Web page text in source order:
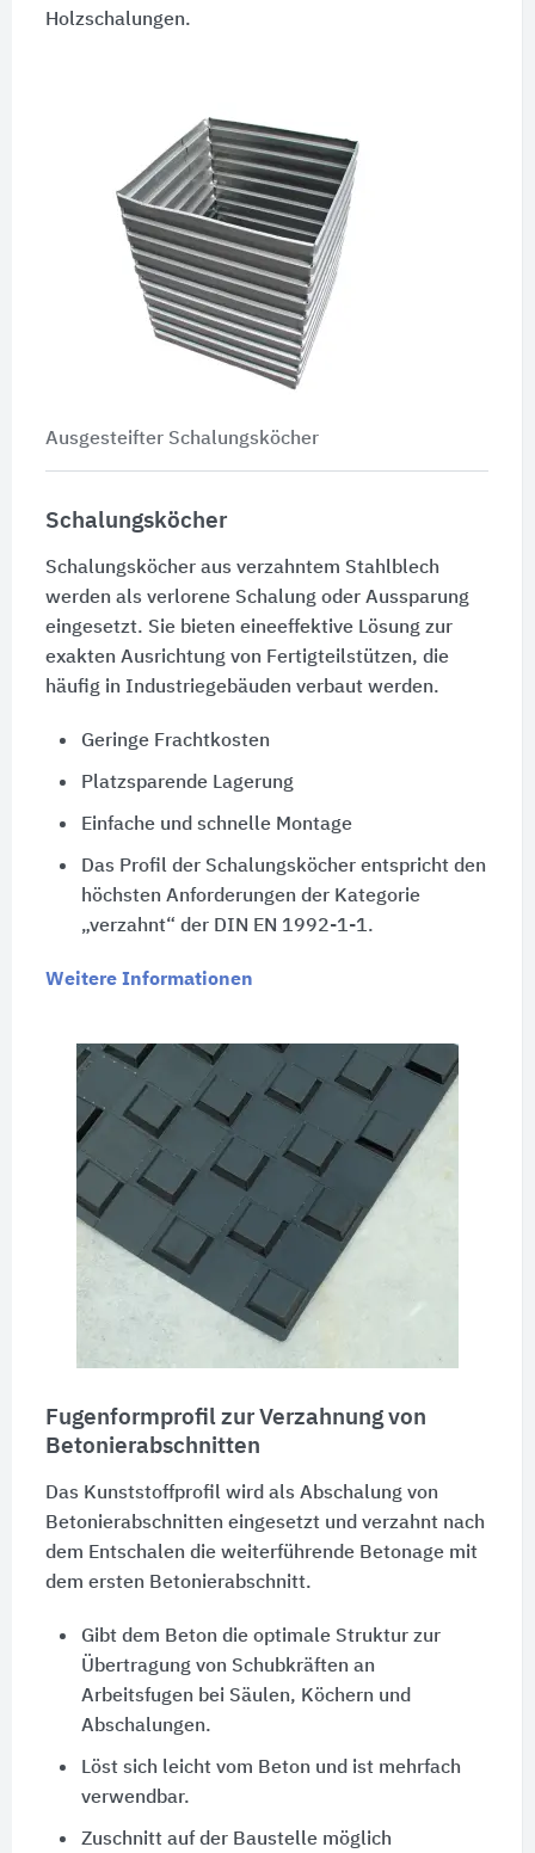
Holzschalungen.
Ausgesteifter Schalungsköcher
Schalungsköcher
Schalungsköcher aus verzahntem Stahlblech
werden als verlorene Schalung oder Aussparung
eingesetzt. Sie bieten eineeffektive Lösung zur
exakten Ausrichtung von Fertigteilstützen, die
häufig in Industriegebäuden verbaut werden.
Geringe Frachtkosten
Platzsparende Lagerung
Einfache und schnelle Montage
Das Profil der Schalungsköcher entspricht den
höchsten Anforderungen der Kategorie
„verzahnt“ der DIN EN 1992-1-1.
Weitere Informationen
Fugenformprofil zur Verzahnung von
Betonierabschnitten
Das Kunststoffprofil wird als Abschalung von
Betonierabschnitten eingesetzt und verzahnt nach
dem Entschalen die weiterführende Betonage mit
dem ersten Betonierabschnitt.
Gibt dem Beton die optimale Struktur zur
Übertragung von Schubkräften an
Arbeitsfugen bei Säulen, Köchern und
Abschalungen.
Löst sich leicht vom Beton und ist mehrfach
verwendbar.
Zuschnitt auf der Baustelle möglich